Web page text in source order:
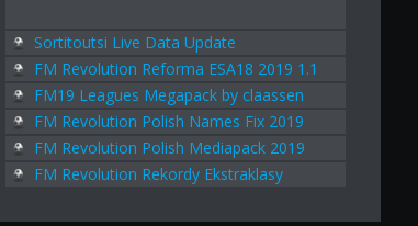
Sortitoutsi Live Data Update
FM Revolution Reforma ESA18 2019 1.1
FM19 Leagues Megapack by claassen
FM Revolution Polish Names Fix 2019
FM Revolution Polish Mediapack 2019
FM Revolution Rekordy Ekstraklasy